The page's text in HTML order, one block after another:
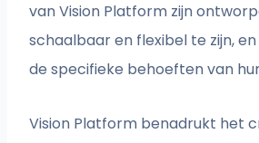
van Vision Platform zijn
schaalbaar en flexibel te zijn,
de specifieke behoeften van
Vision Platform benadrukt het